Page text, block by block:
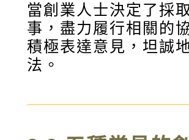
當創業人士決定了採
事，盡力履行相關的
積極表達意見，坦誠
法。